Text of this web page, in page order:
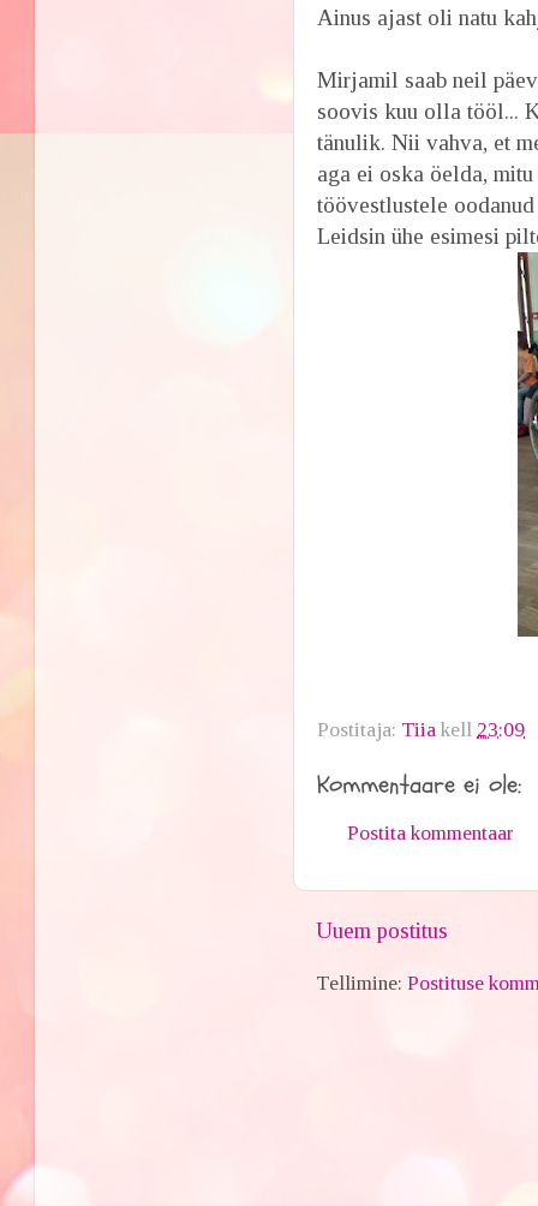
Ainus ajast oli natu
Mirjamil saab neil
soovis kuu olla tööl...
tänulik. Nii vahva, et
aga ei oska öelda,
töövestlustele
Leidsin ühe esimesi
Postitaja: Tiia kell 23:09
Kommentaare ei ole:
Postita kommentaar
Uuem postitus
Tellimine:Postituse